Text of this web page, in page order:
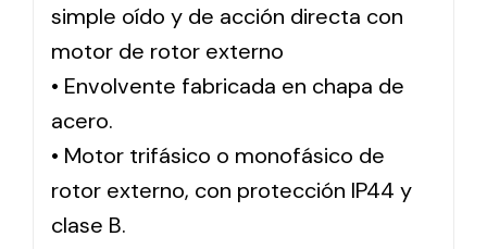
Variedad de soluciones solares para todo tipo
de necesidades.
Solar lighting
Variety of solar solutions for all kinds of needs.
simple oído y de acción directa con
motor de rotor externo
• Envolvente fabricada en chapa de
acero.
• Motor trifásico o monofásico de
rotor externo, con protección IP44 y
clase B.